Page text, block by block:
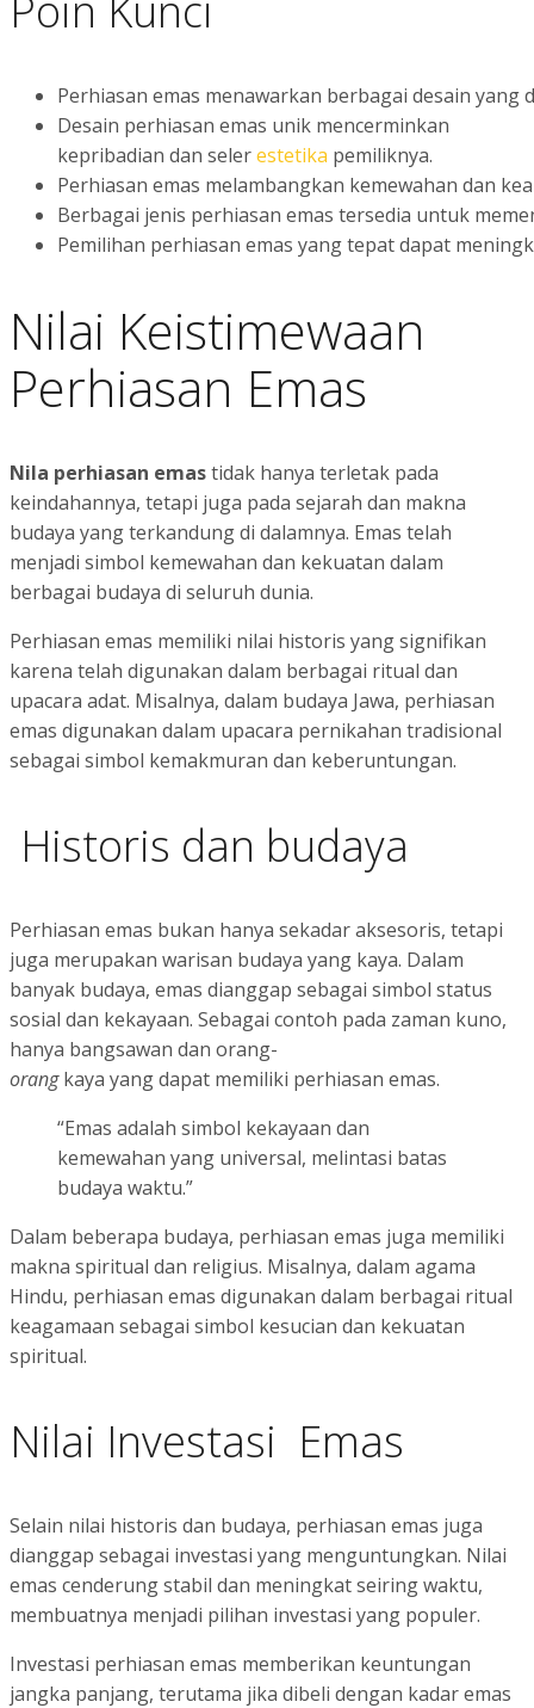
Perhiasan emas menawarkan berbagai desain
Desain perhiasan emas unik mencerminkan
kepribadian dan selerestetika pemiliknya.
Perhiasan emas melambangkan kemewahan dan
Berbagai jenis perhiasan emas tersedia untuk
Pemilihan perhiasan emas yang tepat dapat
Nilai Keistimewaan
Perhiasan Emas
Nila perhiasan emastidak hanya terletak pada
keindahannya, tetapi juga pada sejarah dan makna
budaya yang terkandung di dalamnya. Emas telah
menjadi simbol kemewahan dan kekuatan dalam
berbagai budaya di seluruh dunia.
Perhiasan emas memiliki nilai historis yang signifikan
karena telah digunakan dalam berbagai ritual dan
upacara adat. Misalnya, dalam budaya Jawa, perhiasan
emas digunakan dalam upacara pernikahan tradisional
sebagai simbol kemakmuran dan keberuntungan.
Historis dan budaya
Perhiasan emas bukan hanya sekadar aksesoris, tetapi
juga merupakan warisan budaya yang kaya. Dalam
banyak budaya, emas dianggap sebagai simbol status
sosial dan kekayaan. Sebagai contoh pada zaman kuno,
hanya bangsawan dan orang-
orangkaya yang dapat memiliki perhiasan emas.
“Emas adalah simbol kekayaan dan
kemewahan yang universal, melintasi batas
budaya waktu.”
Dalam beberapa budaya, perhiasan emas juga memiliki
makna spiritual dan religius. Misalnya, dalam agama
Hindu, perhiasan emas digunakan dalam berbagai ritual
keagamaan sebagai simbol kesucian dan kekuatan
spiritual.
Nilai Investasi Emas
Selain nilai historis dan budaya, perhiasan emas juga
dianggap sebagai investasi yang menguntungkan. Nilai
emas cenderung stabil dan meningkat seiring waktu,
membuatnya menjadi pilihan investasi yang populer.
Investasi perhiasan emas memberikan keuntungan
jangka panjang, terutama jika dibeli dengan kadar emas